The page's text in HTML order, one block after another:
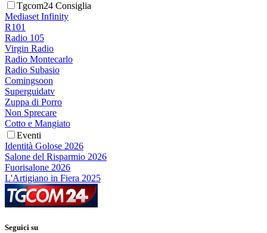
Tgcom24 Consiglia
Mediaset Infinity
R101
Radio 105
Virgin Radio
Radio Montecarlo
Radio Subasio
Comingsoon
Superguidatv
Zuppa di Porro
Non Sprecare
Cotto e Mangiato
Eventi
Identità Golose 2026
Salone del Risparmio 2026
Fuorisalone 2026
L'Artigiano in Fiera 2025
Seguici su